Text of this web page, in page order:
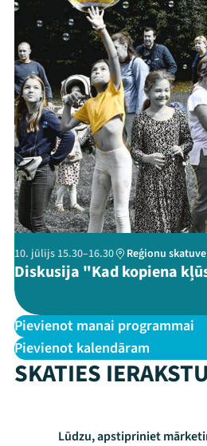
ThreadsFacebookYoutube
X
10. jūlijs 15.30–16.30 Reģionu skatuve
Diskusija "Kad kopiena
Pievienot manai programmai
Pievienot kalendāram
SKATIES IERAKSTU
Lūdzu, apstipriniet